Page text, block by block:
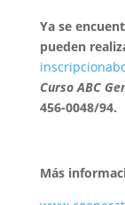
Ya se
pueden
Curso ABC
456-0048/94.
Más